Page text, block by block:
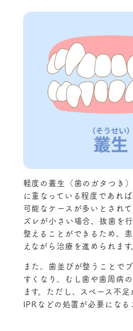
軽度の叢生（歯のガタつき
に重なっている程度であれ
可能なケースが多いとされ
ズレが小さい場合、抜歯を
整えることができるため、
えながら治療を進められます
また、歯並びが整うことで
すくなり、むし歯や歯周病
ます。ただし、スペース不
IPRなどの処置が必要になる